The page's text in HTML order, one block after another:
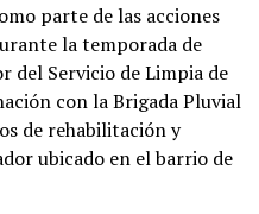
parte de las acciones
la temporada de
del Servicio de Limpia de
con la Brigada Pluvial
de rehabilitación y
ubicado en el barrio de